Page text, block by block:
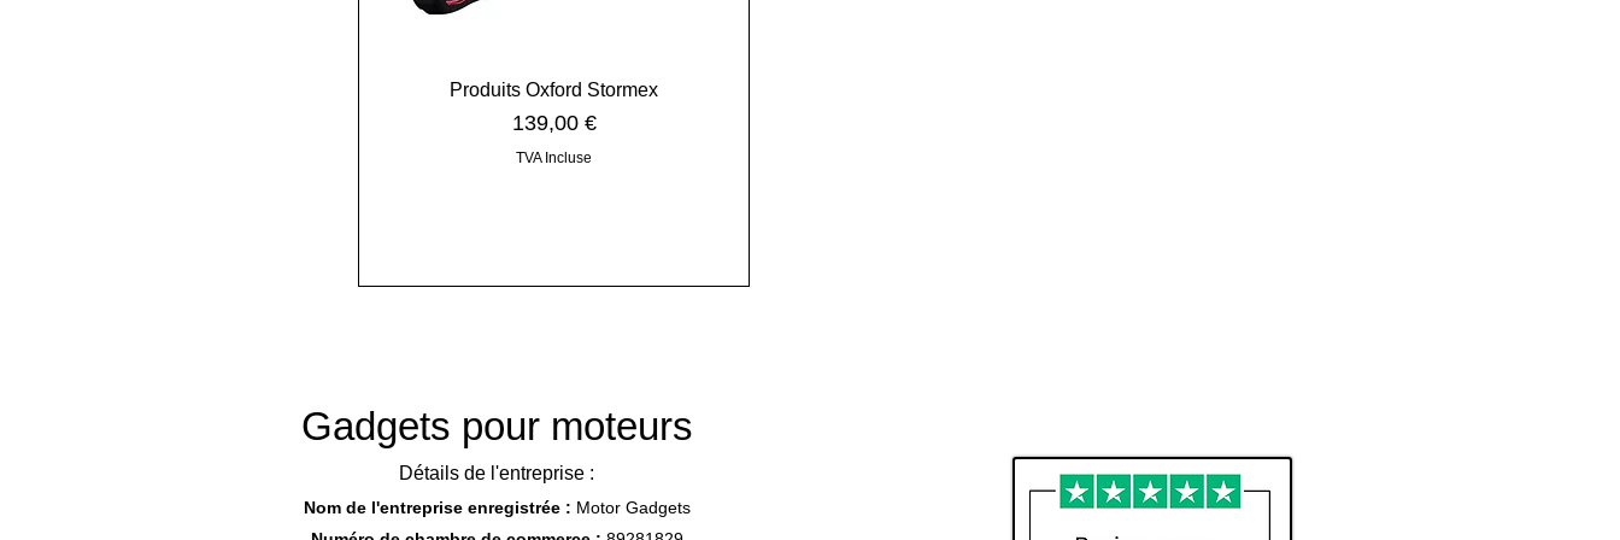
Produits Oxford Stormex
Prix
139,00 €
TVA Incluse
Gadgets pour moteurs
Détails de l'entreprise :
Nom de l'entreprise enregistrée : Motor Gadgets